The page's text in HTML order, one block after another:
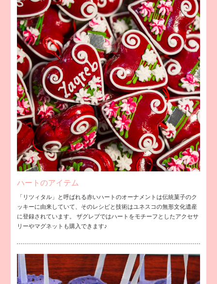
ハートのアイテム
「リツィタル」と呼ばれる赤いハートのオーナメントは伝統菓子のク
ッキーに由来していて、そのレシピと技術はユネスコの無形文化遺産
に登録されています。 ザグレブではハートをモチーフとしたアクセサ
リーやマグネットも購入できます♪